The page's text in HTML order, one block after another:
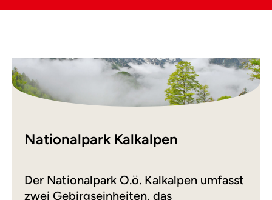
Nationalpark Kalkalpen
Der Nationalpark O.ö. Kalkalpen umfasst
zwei Gebirgseinheiten, das